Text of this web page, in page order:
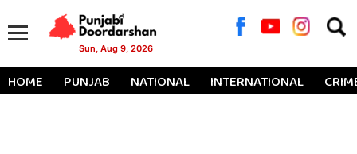
Sun, Aug 9, 2026
for:
HOME PUNJAB NATIONAL INTERNATIONAL